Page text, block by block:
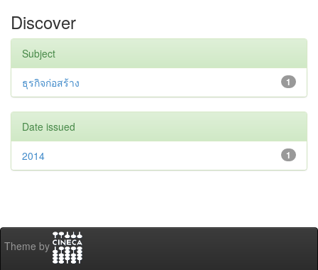
Discover
Subject
1
ธุรกิจก่อสร้าง
Date issued
1
2014
Theme by